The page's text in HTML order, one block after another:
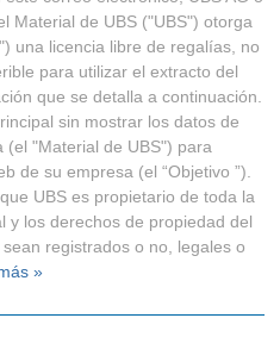
Material de UBS ("UBS") otorga
una licencia libre de regalías, no
para utilizar el extracto del
que se detalla a continuación.
sin mostrar los datos de
(el "Material de UBS") para
de su empresa (el “Objetivo ”).
UBS es propietario de toda la
y los derechos de propiedad del
registrados o no, legales o
»